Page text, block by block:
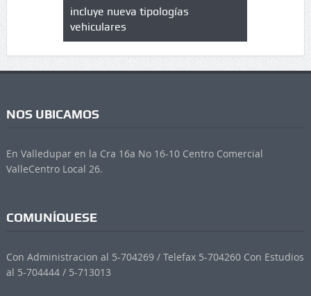
incluye nueva tipologías
vehiculares
NOS UBICAMOS
En Valledupar en la Cra 16a No 16-10 Centro Comercial
ValleCentro Local 26.
COMUNÍQUESE
Con Administracion al 5-704269 / Telefax 5-704260 Con Estudios
al 5-704444 / 5-713013